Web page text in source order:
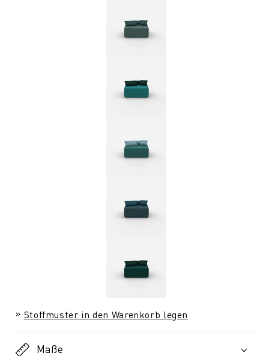
Stoffmuster in den Warenkorb legen
Maße